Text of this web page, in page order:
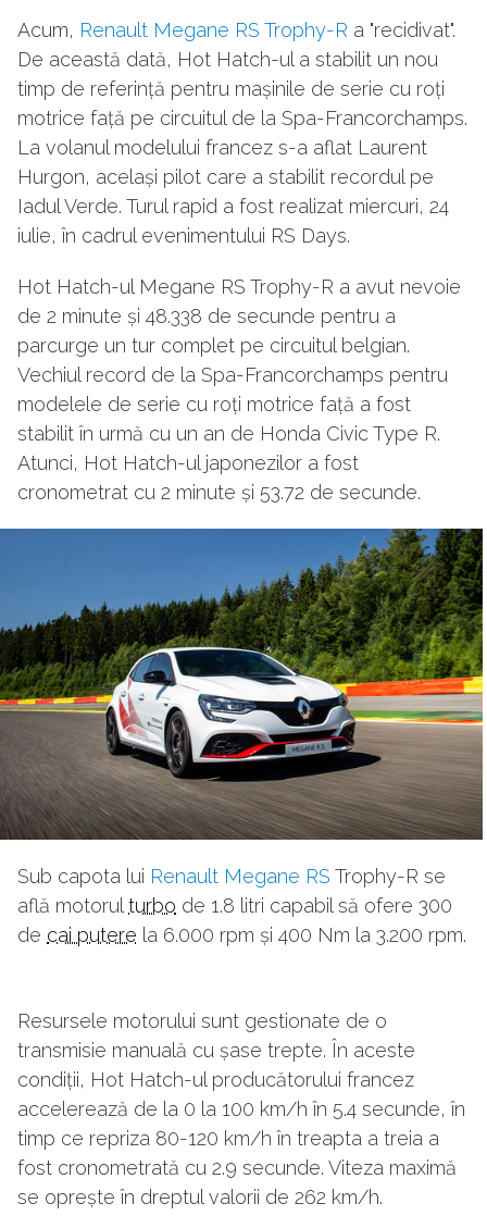
Acum, Renault Megane RS Trophy-R a "recidivat".
De această dată, Hot Hatch-ul a stabilit un nou
timp de referință pentru mașinile de serie cu roți
motrice față pe circuitul de la Spa-Francorchamps.
La volanul modelului francez s-a aflat Laurent
Hurgon, același pilot care a stabilit recordul pe
Iadul Verde. Turul rapid a fost realizat miercuri, 24
iulie, în cadrul evenimentului RS Days.
Hot Hatch-ul Megane RS Trophy-R a avut nevoie
de 2 minute și 48.338 de secunde pentru a
parcurge un tur complet pe circuitul belgian.
Vechiul record de la Spa-Francorchamps pentru
modelele de serie cu roți motrice față a fost
stabilit în urmă cu un an de Honda Civic Type R.
Atunci, Hot Hatch-ul japonezilor a fost
cronometrat cu 2 minute și 53.72 de secunde.
Sub capota lui Renault Megane RS Trophy-R se
află motorul turbo de 1.8 litri capabil să ofere 300
de cai putere la 6.000 rpm și 400 Nm la 3.200 rpm.
Resursele motorului sunt gestionate de o
transmisie manuală cu șase trepte. În aceste
condiții, Hot Hatch-ul producătorului francez
accelerează de la 0 la 100 km/h în 5.4 secunde, în
timp ce repriza 80-120 km/h în treapta a treia a
fost cronometrată cu 2.9 secunde. Viteza maximă
se oprește în dreptul valorii de 262 km/h.